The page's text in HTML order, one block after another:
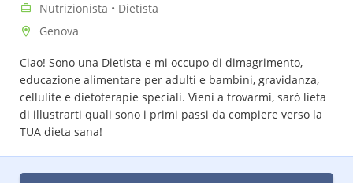
Nutrizionista • Dietista
Genova
Ciao! Sono una Dietista e mi occupo di dimagrimento,
educazione alimentare per adulti e bambini, gravidanza,
cellulite e dietoterapie speciali. Vieni a trovarmi, sarò lieta
di illustrarti quali sono i primi passi da compiere verso la
TUA dieta sana!